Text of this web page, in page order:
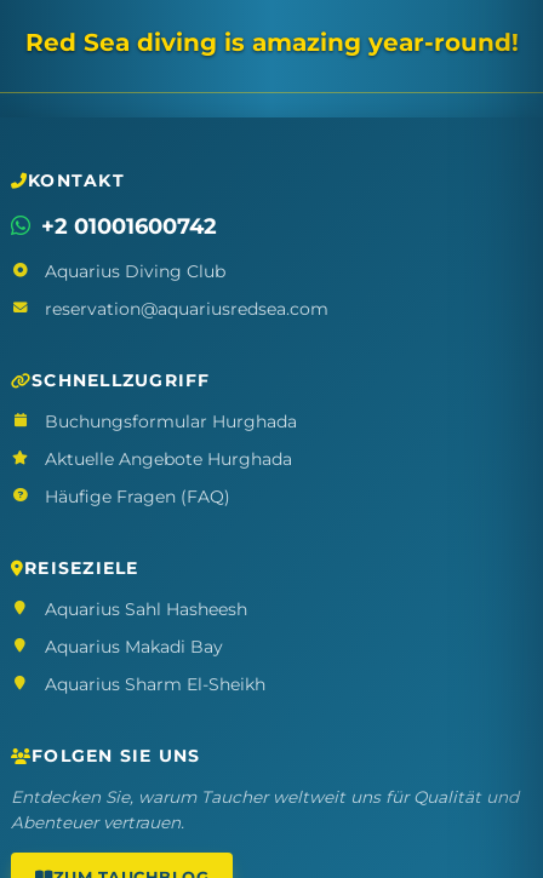
Red Sea diving is amazing year-round!
KONTAKT
+2 01001600742
Aquarius Diving Club
reservation@aquariusredsea.com
SCHNELLZUGRIFF
Buchungsformular Hurghada
Aktuelle Angebote Hurghada
Häufige Fragen (FAQ)
REISEZIELE
Aquarius Sahl Hasheesh
Aquarius Makadi Bay
Aquarius Sharm El-Sheikh
FOLGEN SIE UNS
Entdecken Sie, warum Taucher weltweit uns für Qualität und
Abenteuer vertrauen.